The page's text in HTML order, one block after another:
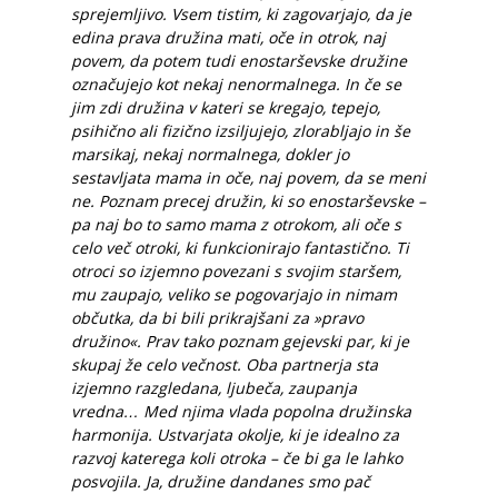
sprejemljivo. Vsem tistim, ki zagovarjajo, da je
edina prava družina mati, oče in otrok, naj
povem, da potem tudi enostarševske družine
označujejo kot nekaj nenormalnega. In če se
jim zdi družina v kateri se kregajo, tepejo,
psihično ali fizično izsiljujejo, zlorabljajo in še
marsikaj, nekaj normalnega, dokler jo
sestavljata mama in oče, naj povem, da se meni
ne. Poznam precej družin, ki so enostarševske –
pa naj bo to samo mama z otrokom, ali oče s
celo več otroki, ki funkcionirajo fantastično. Ti
otroci so izjemno povezani s svojim staršem,
mu zaupajo, veliko se pogovarjajo in nimam
občutka, da bi bili prikrajšani za »pravo
družino«. Prav tako poznam gejevski par, ki je
skupaj že celo večnost. Oba partnerja sta
izjemno razgledana, ljubeča, zaupanja
vredna… Med njima vlada popolna družinska
harmonija. Ustvarjata okolje, ki je idealno za
razvoj katerega koli otroka – če bi ga le lahko
posvojila. Ja, družine dandanes smo pač